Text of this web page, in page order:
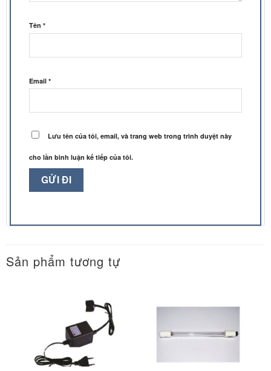
Tên *
Email *
Lưu tên của tôi, email, và trang web trong trình duyệt này
cho lần bình luận kế tiếp của tôi.
Sản phẩm tương tự